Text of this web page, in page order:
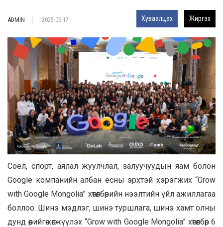
ADMIN 2025-06-17 Хуваалцах Жиргэх
Соёл, спорт, аялал жуулчлал, залуучуудын яам болон
Google компанийн албан ёсны эрхтэй хэрэгжих “Grow
with Google Mongolia” хөтөлбөрийн нээлтийн үйл ажиллагаа
боллоо. Шинэ мэдлэг, шинэ туршлага, шинэ хамт олны
дунд өөрийгөө хөгжүүлэх “Grow with Google Mongolia” хөтөлбөр 6